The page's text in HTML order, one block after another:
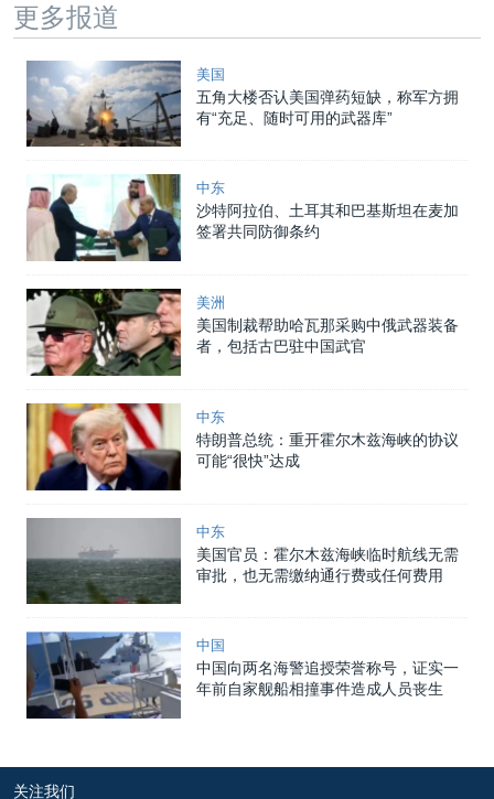
更多报道
美国
五角大楼否认美国弹药短缺，称军方拥
有“充足、随时可用的武器库”
中东
沙特阿拉伯、土耳其和巴基斯坦在麦加
签署共同防御条约
美洲
美国制裁帮助哈瓦那采购中俄武器装备
者，包括古巴驻中国武官
中东
特朗普总统：重开霍尔木兹海峡的协议
可能“很快”达成
中东
美国官员：霍尔木兹海峡临时航线无需
审批，也无需缴纳通行费或任何费用
中国
中国向两名海警追授荣誉称号，证实一
年前自家舰船相撞事件造成人员丧生
关注我们